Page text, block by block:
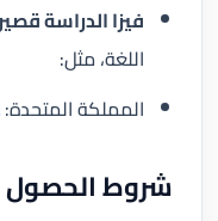
فيزا الدراسة
اللغة، مثل:
المملكة المتحدة:
شروط الحصول